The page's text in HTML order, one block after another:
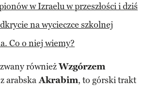
w Izraelu w przeszłości i dziś
na wycieczce szkolnej
Co o niej wiemy?
równieżWzgórzem
arabskaAkrabim, to górski trakt